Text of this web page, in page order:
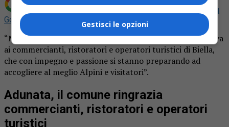
Fonte preferita su
Google
“Mentre il grande evento si avvicina, un enorme GRAZIE va
ai commercianti, ristoratori e operatori turistici di Biella,
che con impegno e passione si stanno preparando ad
accogliere al meglio Alpini e visitatori”.
Adunata, il comune ringrazia
commercianti, ristoratori e operatori
turistici
Gestisci le opzioni